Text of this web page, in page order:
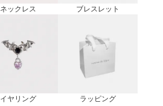
ネックレス ブレスレット
イヤリング ラッピング